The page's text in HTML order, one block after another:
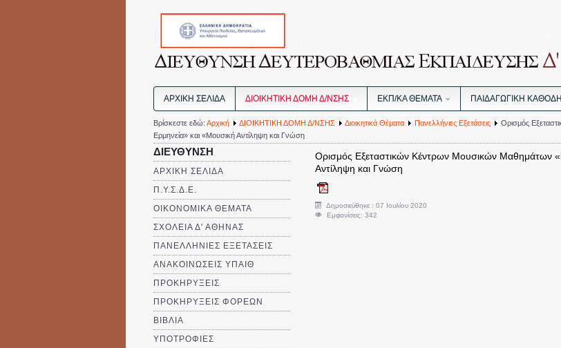
ΑΡΧΙΚΗ ΣΕΛΙΔΑ ΔΙΟΙΚΗΤΙΚΗ ΔΟΜΗ Δ/ΝΣΗΣ ΕΚΠ/ΚΑ ΘΕΜΑΤΑ ΠΑΙΔΑΓΩΓΙΚΗ
Βρίσκεστε εδώ: Αρχική ΔΙΟΙΚΗΤΙΚΗ ΔΟΜΗ Δ/ΝΣΗΣ Διοικητικά Θέματα Πανελλήνιες Εξετάσεις
Ορισμός
Ερμηνεία» και «Μουσική Αντίληψη και Γνώση
ΔΙΕΥΘΥΝΣΗ
ΑΡΧΙΚΗ ΣΕΛΙΔΑ
Π.Υ.Σ.Δ.Ε.
ΟΙΚΟΝΟΜΙΚΑ ΘΕΜΑΤΑ
ΣΧΟΛΕΙΑ Δ' ΑΘΗΝΑΣ
ΠΑΝΕΛΛΗΝΙΕΣ ΕΞΕΤΑΣΕΙΣ
ΑΝΑΚΟΙΝΩΣΕΙΣ ΥΠΑΙΘ
ΠΡΟΚΗΡΥΞΕΙΣ
ΠΡΟΚΗΡΥΞΕΙΣ ΦΟΡΕΩΝ
ΒΙΒΛΙΑ
ΥΠΟΤΡΟΦΙΕΣ
Ορισμός Εξεταστικών Κέντρων Μουσικών Μαθημάτων
Αντίληψη και Γνώση
Δημοσιεύθηκε : 07 Ιουλίου 2020
Εμφανίσεις: 342